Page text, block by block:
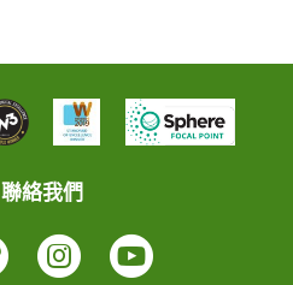
聯絡我們